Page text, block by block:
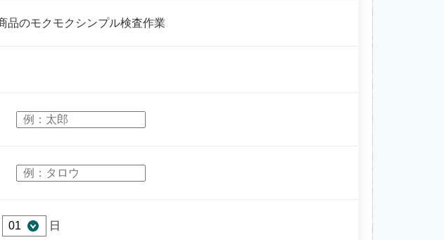
品のモクモクシンプル検査作業
日